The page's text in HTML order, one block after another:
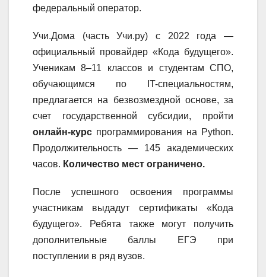
федеральный оператор.
Учи.Дома (часть Учи.ру) с 2022 года —
официальный провайдер «Кода будущего».
Ученикам 8–11 классов и студентам СПО,
обучающимся по IT-специальностям,
предлагается на безвозмездной основе, за
счет государственной субсидии, пройти
онлайн-курс программирования на Python.
Продолжительность — 145 академических
часов. Количество мест ограничено.
После успешного освоения программы
участникам выдадут сертификаты «Кода
будущего». Ребята также могут получить
дополнительные баллы ЕГЭ при
поступлении в ряд вузов.